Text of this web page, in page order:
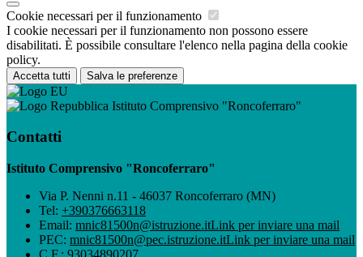
Cookie necessari per il funzionamento
I cookie necessari per il funzionamento non possono essere
disabilitati. È possibile consultare l'elenco nella pagina della cookie
policy.
Accetta tutti Salva le preferenze
Istituto Comprensivo "Roncoferraro"
Contatti
Istituto Comprensivo "Roncoferraro"
Via P. Nenni n.11 - 46037 Roncoferraro (MN)
Tel: +390376663118
Email: mnic81500n@istruzione.itLink per inviare una mail
PEC: mnic81500n@pec.istruzione.itLink per inviare una mail
C.F.: 93034890207